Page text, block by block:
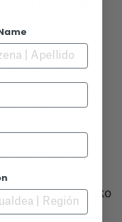
filmarekin
amaiera
genuen, eta
bikainaren
izatea,
garrantzitsua
nago
iruditzen zait
eta garbi
bezalako